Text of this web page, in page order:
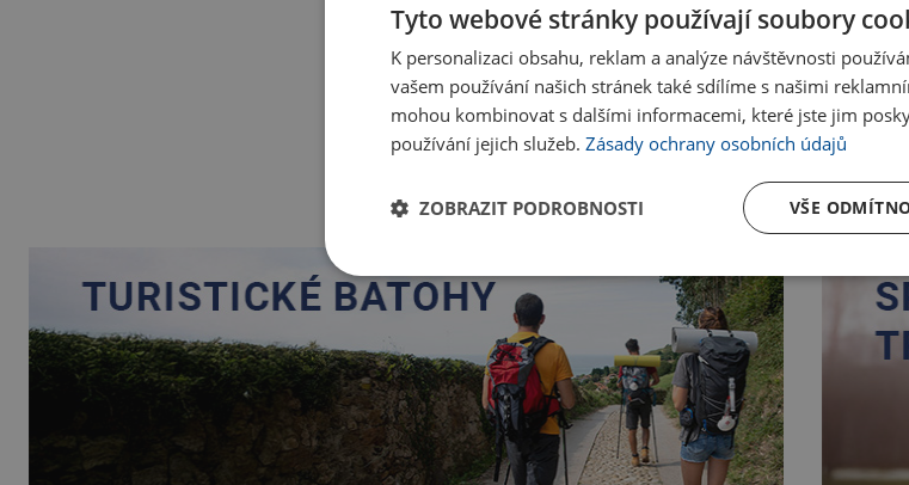
Tyto webové stránky používají soubory
K personalizaci obsahu, reklam a analýze návštěvnosti
vašem používání našich stránek také sdílíme s našimi
mohou kombinovat s dalšími informacemi, které jste jim
používání jejich služeb. Zásady ochrany osobních údajů
VŠE
ZOBRAZIT PODROBNOSTI